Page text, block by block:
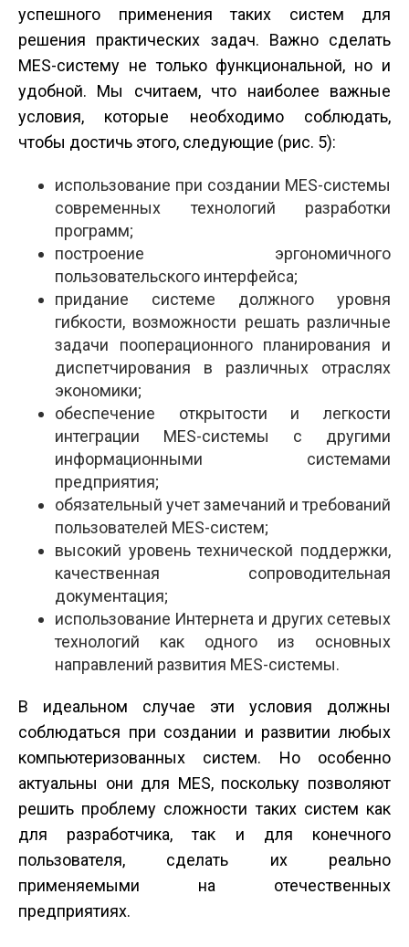
успешного применения таких систем для
решения практических задач. Важно сделать
MES-систему не только функциональной, но и
удобной. Мы считаем, что наиболее важные
условия, которые необходимо соблюдать,
чтобы достичь этого, следующие (рис. 5):
использование при создании MES-системы
современных технологий разработки
программ;
построение эргономичного
пользовательского интерфейса;
придание системе должного уровня
гибкости, возможности решать различные
задачи пооперационного планирования и
диспетчирования в различных отраслях
экономики;
обеспечение открытости и легкости
интеграции MES-системы с другими
информационными системами
предприятия;
обязательный учет замечаний и требований
пользователей MES-систем;
высокий уровень технической поддержки,
качественная сопроводительная
документация;
использование Интернета и других сетевых
технологий как одного из основных
направлений развития MES-системы.
В идеальном случае эти условия должны
соблюдаться при создании и развитии любых
компьютеризованных систем. Но особенно
актуальны они для MES, поскольку позволяют
решить проблему сложности таких систем как
для разработчика, так и для конечного
пользователя, сделать их реально
применяемыми на отечественных
предприятиях.